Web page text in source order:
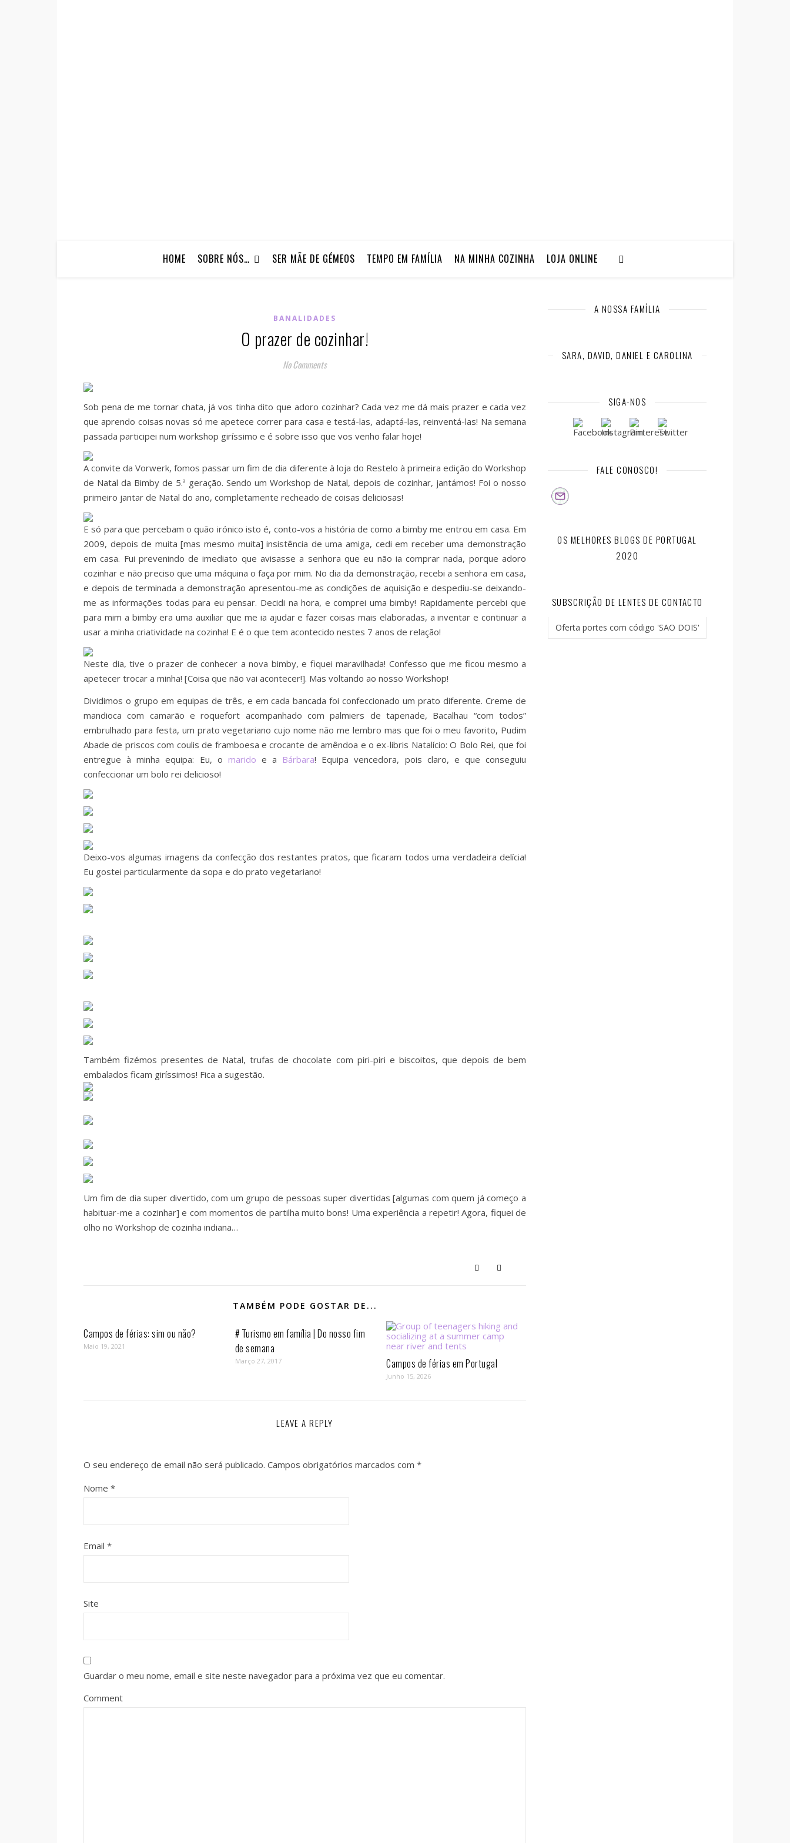
HOME SOBRE NÓS… SER MÃE DE GÉMEOS TEMPO EM FAMÍLIA NA MINHA COZINHA LOJA ONLINE
BANALIDADES
O prazer de cozinhar!
No Comments
Sob pena de me tornar chata, já vos tinha dito que adoro cozinhar? Cada vez me dá mais prazer e cada vez
que aprendo coisas novas só me apetece correr para casa e testá-las, adaptá-las, reinventá-las! Na semana
passada participei num workshop giríssimo e é sobre isso que vos venho falar hoje!
A convite da Vorwerk, fomos passar um fim de dia diferente à loja do Restelo à primeira edição do Workshop
de Natal da Bimby de 5.ª geração. Sendo um Workshop de Natal, depois de cozinhar, jantámos! Foi o nosso
primeiro jantar de Natal do ano, completamente recheado de coisas deliciosas!
E só para que percebam o quão irónico isto é, conto-vos a história de como a bimby me entrou em casa. Em
2009, depois de muita [mas mesmo muita] insistência de uma amiga, cedi em receber uma demonstração
em casa. Fui prevenindo de imediato que avisasse a senhora que eu não ia comprar nada, porque adoro
cozinhar e não preciso que uma máquina o faça por mim. No dia da demonstração, recebi a senhora em casa,
e depois de terminada a demonstração apresentou-me as condições de aquisição e despediu-se deixando-
me as informações todas para eu pensar. Decidi na hora, e comprei uma bimby! Rapidamente percebi que
para mim a bimby era uma auxiliar que me ia ajudar e fazer coisas mais elaboradas, a inventar e continuar a
usar a minha criatividade na cozinha! E é o que tem acontecido nestes 7 anos de relação!
Neste dia, tive o prazer de conhecer a nova bimby, e fiquei maravilhada! Confesso que me ficou mesmo a
apetecer trocar a minha! [Coisa que não vai acontecer!]. Mas voltando ao nosso Workshop!
Dividimos o grupo em equipas de três, e em cada bancada foi confeccionado um prato diferente. Creme de
mandioca com camarão e roquefort acompanhado com palmiers de tapenade, Bacalhau “com todos”
embrulhado para festa, um prato vegetariano cujo nome não me lembro mas que foi o meu favorito, Pudim
Abade de priscos com coulis de framboesa e crocante de amêndoa e o ex-libris Natalício: O Bolo Rei, que foi
entregue à minha equipa: Eu, o marido e a Bárbara! Equipa vencedora, pois claro, e que conseguiu
confeccionar um bolo rei delicioso!
Deixo-vos algumas imagens da confecção dos restantes pratos, que ficaram todos uma verdadeira delícia!
Eu gostei particularmente da sopa e do prato vegetariano!
Também fizémos presentes de Natal, trufas de chocolate com piri-piri e biscoitos, que depois de bem
embalados ficam giríssimos! Fica a sugestão.
Um fim de dia super divertido, com um grupo de pessoas super divertidas [algumas com quem já começo a
habituar-me a cozinhar] e com momentos de partilha muito bons! Uma experiência a repetir! Agora, fiquei de
olho no Workshop de cozinha indiana…
TAMBÉM PODE GOSTAR DE...
Campos de férias: sim ou não?
Maio 19, 2021
# Turismo em família | Do nosso fim
de semana
Março 27, 2017 Campos de férias em Portugal
Junho 15, 2026
LEAVE A REPLY
O seu endereço de email não será publicado. Campos obrigatórios marcados com *
Nome *
Email *
Site
Guardar o meu nome, email e site neste navegador para a próxima vez que eu comentar.
Comment
A NOSSA FAMÍLIA
SARA, DAVID, DANIEL E CAROLINA
SIGA-NOS
FALE CONOSCO!
OS MELHORES BLOGS DE PORTUGAL
2020
SUBSCRIÇÃO DE LENTES DE CONTACTO
Oferta portes com código 'SAO DOIS'